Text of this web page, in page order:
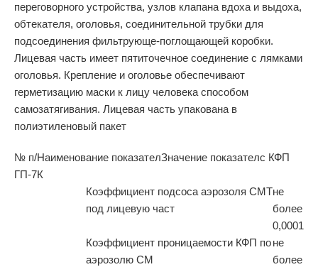
переговорного устройства, узлов клапана вдоха и выдоха,
обтекателя, оголовья, соединительной трубки для
подсоединения фильтрующе-поглощающей коробки.
Лицевая часть имеет пятиточечное соединение с лямками
оголовья. Крепление и оголовье обеспечивают
герметизацию маски к лицу человека способом
самозатягивания. Лицевая часть упакована в
полиэтиленовый пакет
№ п/Наименование показателЗначение показателс КФП
ГП-7К
Коэффициент подсоса аэрозоля СМТ
под лицевую част
не
более
0,0001
Коэффициент проницаемости КФП по
аэрозолю СМ
не
более